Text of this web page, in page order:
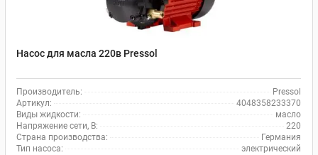
Насос для масла 220в Pressol
Производитель:
Pressol
Артикул:
4048358233370
Виды жидкости:
масло
Напряжение сети, В:
220
Страна производства:
Германия
Тип насоса:
электрический